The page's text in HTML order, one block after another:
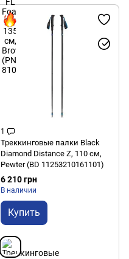
1
Треккинговые палки Black
Diamond Distance Z, 110 см,
Pewter (BD 11253210161101)
6 210 грн
В наличии
Купить